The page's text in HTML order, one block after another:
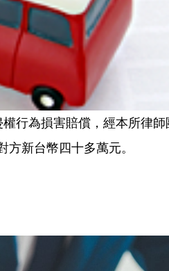
行為損害賠償，經本所律師
新台幣四十多萬元。